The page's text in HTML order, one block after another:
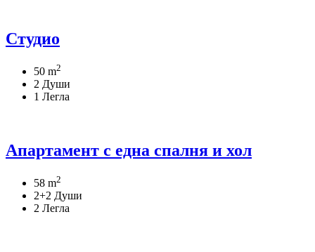
Студио
50 m2
2 Души
1 Легла
Апартамент с една спалня и хол
58 m2
2+2 Души
2 Легла